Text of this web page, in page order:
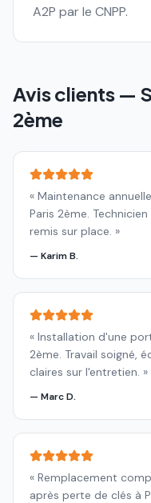
A2P par le CNPP.
Avis clients —
2ème
« Maintenance
Paris 2ème.
remis sur place. »
— Karim B.
« Installation d'une
2ème. Travail soigné,
claires sur l'entretien. »
— Marc D.
« Remplacement
après perte de clés à